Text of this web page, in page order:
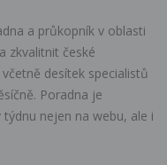
a průkopník v oblasti
zkvalitnit české
desítek specialistů
Poradna je
nejen na webu, ale i